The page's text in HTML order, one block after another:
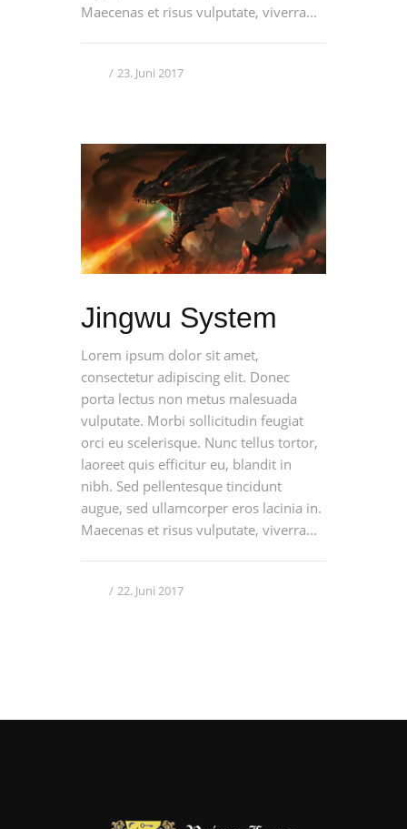
Maecenas et risus vulputate, viverra...
23. Juni 2017
Jingwu System
Lorem ipsum dolor sit amet,
consectetur adipiscing elit. Donec
porta lectus non metus malesuada
vulputate. Morbi sollicitudin feugiat
orci eu scelerisque. Nunc tellus tortor,
laoreet quis efficitur eu, blandit in
nibh. Sed pellentesque tincidunt
augue, sed ullamcorper eros lacinia in.
Maecenas et risus vulputate, viverra...
22. Juni 2017